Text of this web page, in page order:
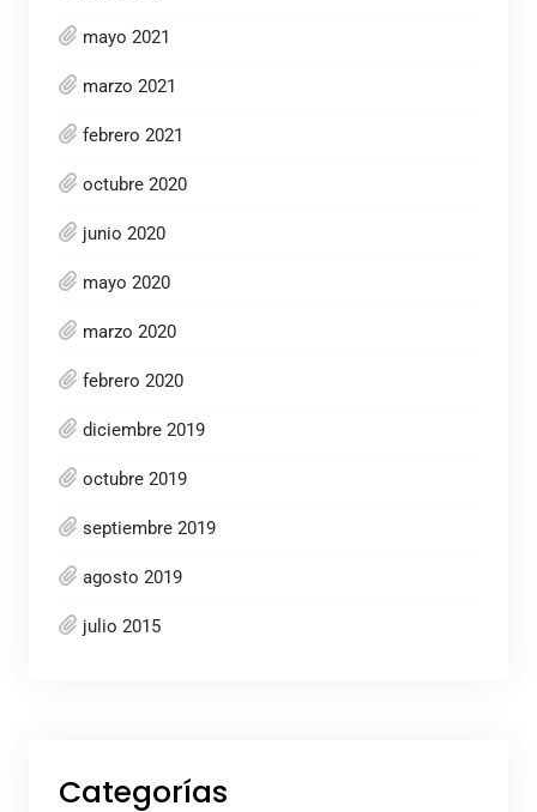
mayo 2021
marzo 2021
febrero 2021
octubre 2020
junio 2020
mayo 2020
marzo 2020
febrero 2020
diciembre 2019
octubre 2019
septiembre 2019
agosto 2019
julio 2015
Categorías